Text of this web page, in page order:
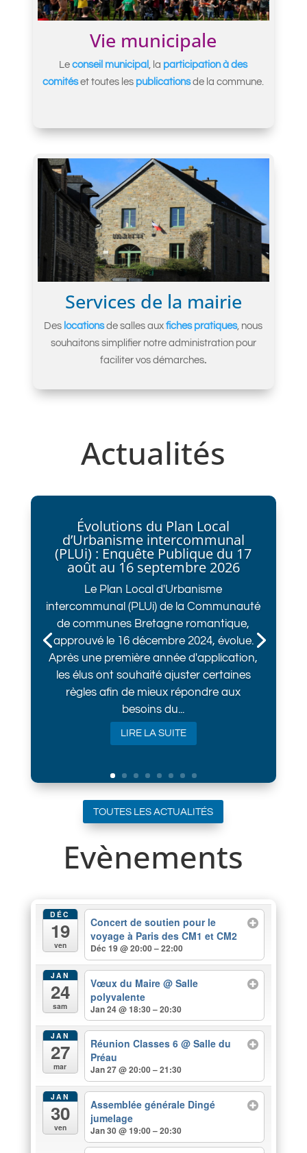
Vie municipale
Leconseil municipal , la participation à des
comitéset toutes les publicationsde la commune.
Services de la mairie
Des locations de salles auxfiches pratiques, nous
souhaitons simplifier notre administration pour
faciliter vos démarches.
Actualités
Évolutions du Plan Local
d’Urbanisme intercommunal
(PLUi) : Enquête Publique du 17
août au 16 septembre 2026
Le Plan Local d'Urbanisme
intercommunal (PLUi) de la Communauté
de communes Bretagne romantique,
approuvé le 16 décembre 2024, évolue.
Après une première année d'application,
les élus ont souhaité ajuster certaines
règles afin de mieux répondre aux
besoins du...
LIRE LA SUITE
TOUTES LES ACTUALITÉS
Evènements
DÉC
19
ven
Concert de soutien pour le
voyage à Paris des CM1 et CM2
Déc 19 @ 20:00 – 22:00
JAN
24
sam
Vœux du Maire@ Salle
polyvalente
Jan 24 @ 18:30 – 20:30
JAN
27
mar
Réunion Classes 6@ Salle du
Préau
Jan 27 @ 20:00 – 21:30
JAN
30
ven
Assemblée générale Dingé
jumelage
Jan 30 @ 19:00 – 20:30